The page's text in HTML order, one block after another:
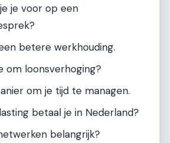
je voor op een
betere werkhouding.
om loonsverhoging?
om je tijd te managen.
betaal je in Nederland?
belangrijk?